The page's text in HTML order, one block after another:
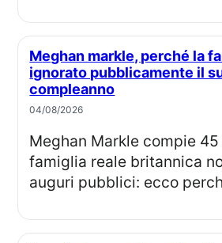
Meghan markle, perché la famiglia reale ha
ignorato pubblicamente il
compleanno
04/08/2026
Meghan Markle compie 45 anni, ma dalla
famiglia reale britannica
auguri pubblici: ecco